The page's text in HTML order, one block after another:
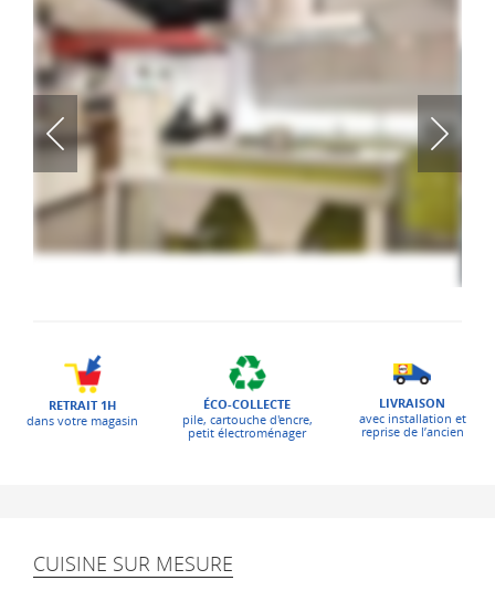
RETRAIT 1H
dans votre magasin
ÉCO-COLLECTE
pile, cartouche d'encre,
petit électroménager
LIVRAISON
avec installation et
reprise de l’ancien
CUISINE SUR MESURE